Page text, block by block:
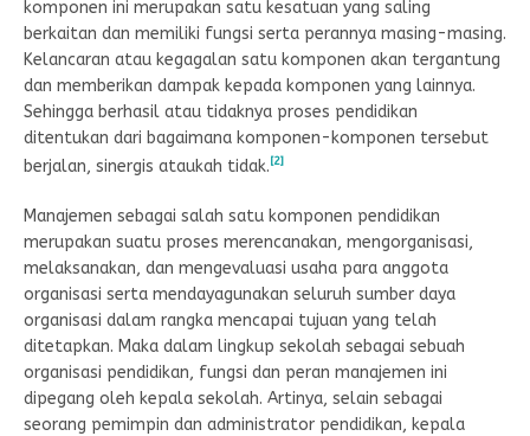
komponen ini merupakan satu kesatuan yang saling
berkaitan dan memiliki fungsi serta perannya masing-masing.
Kelancaran atau kegagalan satu komponen akan tergantung
dan memberikan dampak kepada komponen yang lainnya.
Sehingga berhasil atau tidaknya proses pendidikan
ditentukan dari bagaimana komponen-komponen tersebut
berjalan, sinergis ataukah tidak. [2]
Manajemen sebagai salah satu komponen pendidikan
merupakan suatu proses merencanakan, mengorganisasi,
melaksanakan, dan mengevaluasi usaha para anggota
organisasi serta mendayagunakan seluruh sumber daya
organisasi dalam rangka mencapai tujuan yang telah
ditetapkan. Maka dalam lingkup sekolah sebagai sebuah
organisasi pendidikan, fungsi dan peran manajemen ini
dipegang oleh kepala sekolah. Artinya, selain sebagai
seorang pemimpin dan administrator pendidikan, kepala